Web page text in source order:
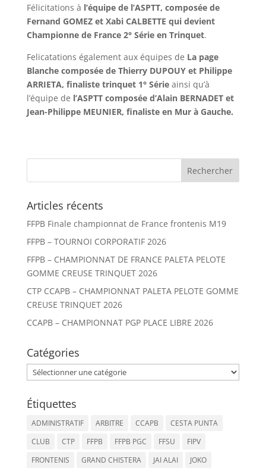
Félicitations à l’équipe de l’ASPTT, composée de
Fernand GOMEZ et Xabi CALBETTE qui devient
Championne de France 2° Série en Trinquet.
Felicatations également aux équipes de La page
Blanche composée de Thierry DUPOUY et Philippe
ARRIETA, finaliste trinquet 1° Sérieainsi qu’à
l’équipe de l’ASPTT composée d’Alain BERNADET et
Jean-Philippe MEUNIER, finaliste en Mur à Gauche.
Articles récents
FFPB Finale championnat de France frontenis M19
FFPB – TOURNOI CORPORATIF 2026
FFPB – CHAMPIONNAT DE FRANCE PALETA PELOTE
GOMME CREUSE TRINQUET 2026
CTP CCAPB – CHAMPIONNAT PALETA PELOTE GOMME
CREUSE TRINQUET 2026
CCAPB – CHAMPIONNAT PGP PLACE LIBRE 2026
Catégories
Catégories
Étiquettes
ADMINISTRATIF ARBITRE CCAPB
CESTA PUNTA
CLUB
CTP FFPB FFPB PGC FFSU
FIPV
FRONTENIS
GRAND CHISTERA JAI ALAI JOKO